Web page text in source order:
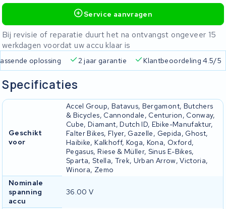
Service aanvragen
Bij revisie of reparatie duurt het na ontvangst ongeveer 15
werkdagen voordat uw accu klaar is
Gratis verzending Altijd een passende oplossing 2
Specificaties
Geschikt
voor
Accel Group, Batavus, Bergamont, Butchers
& Bicycles, Cannondale, Centurion, Conway,
Cube, Diamant, Dutch ID, Ebike-Manufaktur,
Falter Bikes, Flyer, Gazelle, Gepida, Ghost,
Haibike, Kalkhoff, Koga, Kona, Oxford,
Pegasus, Riese & Müller, Sinus E-Bikes,
Sparta, Stella, Trek, Urban Arrow, Victoria,
Winora, Zemo
Nominale
spanning
accu
36.00 V